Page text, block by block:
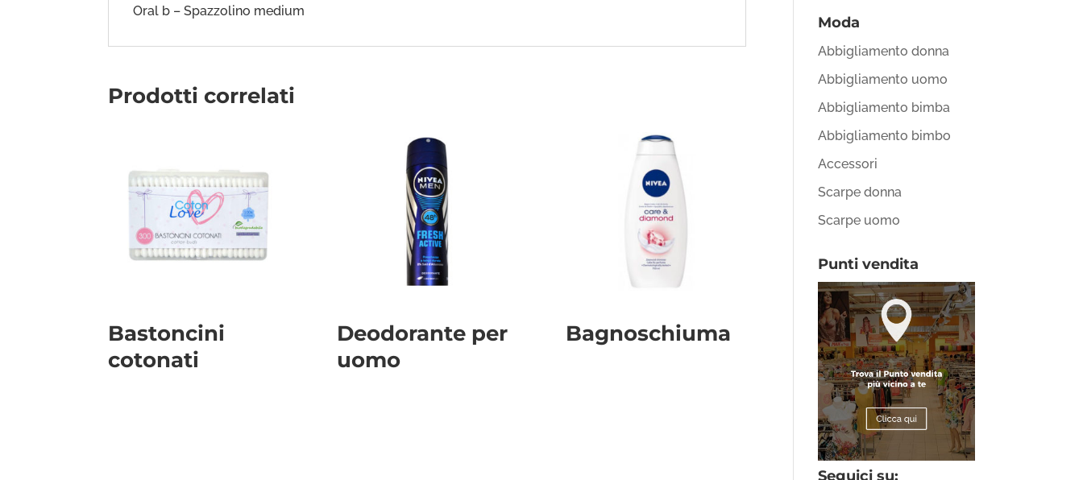
Oral b – Spazzolino medium
Prodotti correlati
Bastoncini
cotonati
Deodorante per
uomo
Bagnoschiuma
Moda
Abbigliamento donna
Abbigliamento uomo
Abbigliamento bimba
Abbigliamento bimbo
Accessori
Scarpe donna
Scarpe uomo
Punti vendita
Seguici su: